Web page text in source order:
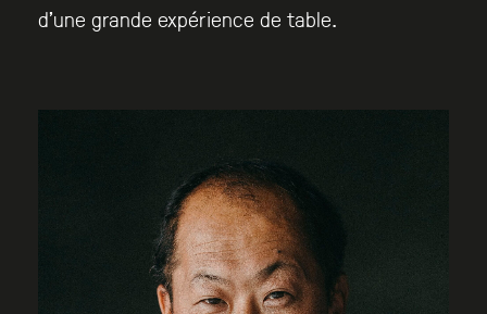
d’une grande expérience de table.